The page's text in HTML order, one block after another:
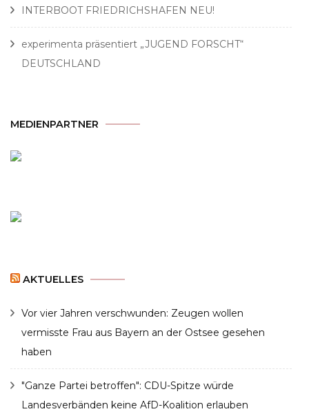
INTERBOOT FRIEDRICHSHAFEN NEU!
experimenta präsentiert „JUGEND FORSCHT“
DEUTSCHLAND
MEDIENPARTNER
AKTUELLES
Vor vier Jahren verschwunden: Zeugen wollen
vermisste Frau aus Bayern an der Ostsee gesehen
haben
"Ganze Partei betroffen": CDU-Spitze würde
Landesverbänden keine AfD-Koalition erlauben